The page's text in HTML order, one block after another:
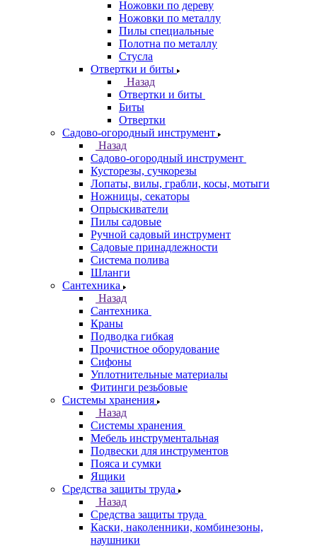
Ножовки по дереву
Ножовки по металлу
Пилы специальные
Полотна по металлу
Стусла
Отвертки и биты
Назад
Отвертки и биты
Биты
Отвертки
Садово-огородный инструмент
Назад
Садово-огородный инструмент
Кусторезы, сучкорезы
Лопаты, вилы, грабли, косы, мотыги
Ножницы, секаторы
Опрыскиватели
Пилы садовые
Ручной садовый инструмент
Садовые принадлежности
Система полива
Шланги
Сантехника
Назад
Сантехника
Краны
Подводка гибкая
Прочистное оборудование
Сифоны
Уплотнительные материалы
Фитинги резьбовые
Системы хранения
Назад
Системы хранения
Мебель инструментальная
Подвески для инструментов
Пояса и сумки
Ящики
Средства защиты труда
Назад
Средства защиты труда
Каски, наколенники, комбинезоны,
наушники